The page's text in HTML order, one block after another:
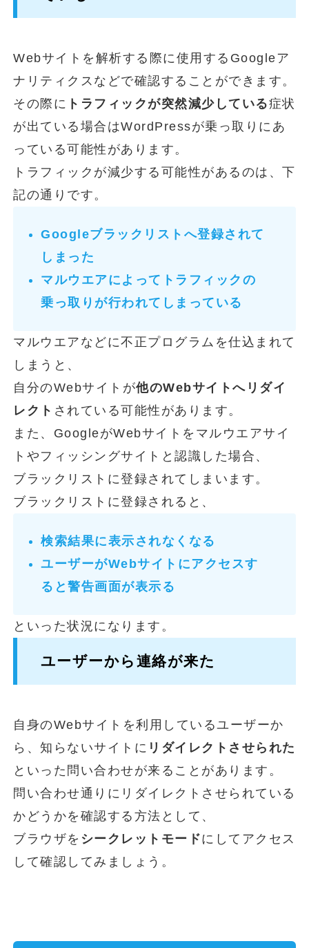
Webサイトを解析する際に使用するGoogleア
ナリティクスなどで確認することができます。
その際に トラフィックが突然減少している症状
が出ている場合はWordPressが乗っ取りにあ
っている可能性があります。
トラフィックが減少する可能性があるのは、下
記の通りです。
Googleブラックリストへ登録されて
しまった
マルウエアによってトラフィックの
乗っ取りが行われてしまっている
マルウエアなどに不正プログラムを仕込まれて
しまうと、
自分のWebサイトが他のWebサイトへリダイ
レクト されている可能性があります。
また、GoogleがWebサイトをマルウエアサイ
トやフィッシングサイトと認識した場合、
ブラックリストに登録されてしまいます。
ブラックリストに登録されると、
検索結果に表示されなくなる
ユーザーがWebサイトにアクセスす
ると警告画面が表示る
といった状況になります。
ユーザーから連絡が来た
自身のWebサイトを利用しているユーザーか
ら、知らないサイトに リダイレクトさせられた
といった問い合わせが来ることがあります。
問い合わせ通りにリダイレクトさせられている
かどうかを確認する方法として、
ブラウザを シークレットモードにしてアクセス
して確認してみましょう。